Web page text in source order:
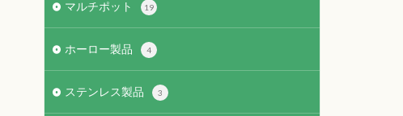
マルチポット 19
ホーロー製品 4
ステンレス製品 3